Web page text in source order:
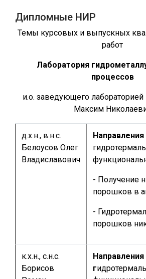
Дипломные НИР
Темы курсовых и выпускных
работ
Лаборатория
процессов
и.о. заведующего лабораторией
Максим
д.х.н., в.н.с.
Белоусов Олег
Владиславович
- Получение
порошков в
-
порошков
к.х.н., с.н.с.
Борисов
г